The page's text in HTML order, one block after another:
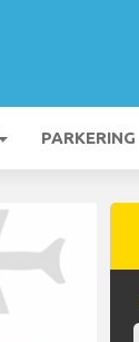
PARKERING